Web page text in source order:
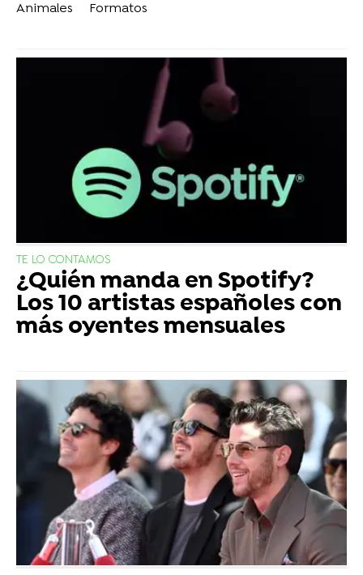
Animales
Formatos
TE LO CONTAMOS
¿Quién manda en Spotify?
Los 10 artistas españoles con
más oyentes mensuales